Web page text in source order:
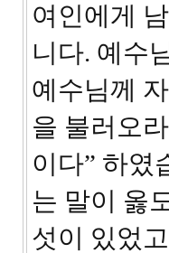
여인에게
니다. 예수
예수님께
을 불러오
이다” 하였
는 말이 옳
섯이 있었